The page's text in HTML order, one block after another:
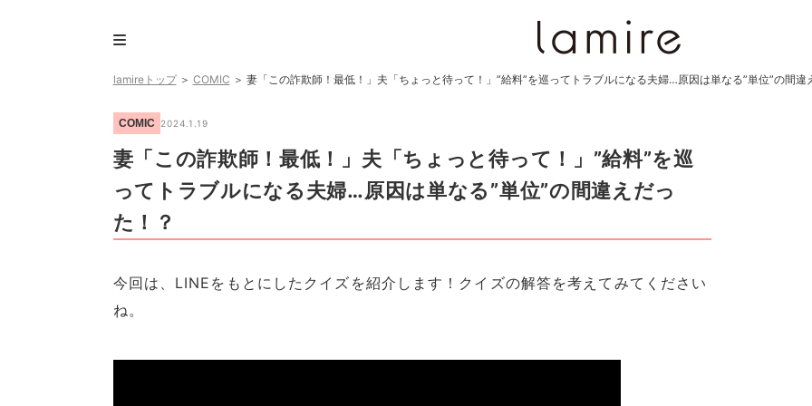
lamireトップ＞ COMIC ＞ 妻「この詐欺師！最低！」夫「ちょっと待って！」”給料”を巡ってトラブルになる夫婦…原因は単なる”単位”の間違
COMIC 2024.1.19
妻「この詐欺師！最低！」夫「ちょっと待って！」”給料”を巡
ってトラブルになる夫婦…原因は単なる”単位”の間違えだっ
た！？
今回は、LINEをもとにしたクイズを紹介します！クイズの解答を考えてみてください
ね。